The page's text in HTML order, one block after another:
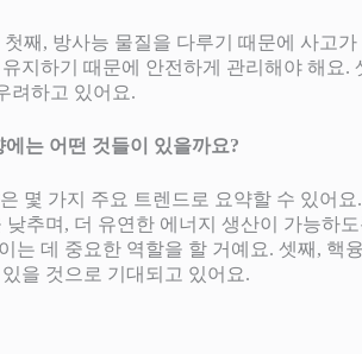
째, 방사능 물질을 다루기 때문에 사고
지하기 때문에 안전하게 관리해야 해
려하고 있어요.
는 어떤 것들이 있을까요?
몇 가지 주요 트렌드로 요약할 수 있어
추며, 더 유연한 에너지 생산이 가능하
는 데 중요한 역할을 할 거예요. 셋째,
을 것으로 기대되고 있어요.